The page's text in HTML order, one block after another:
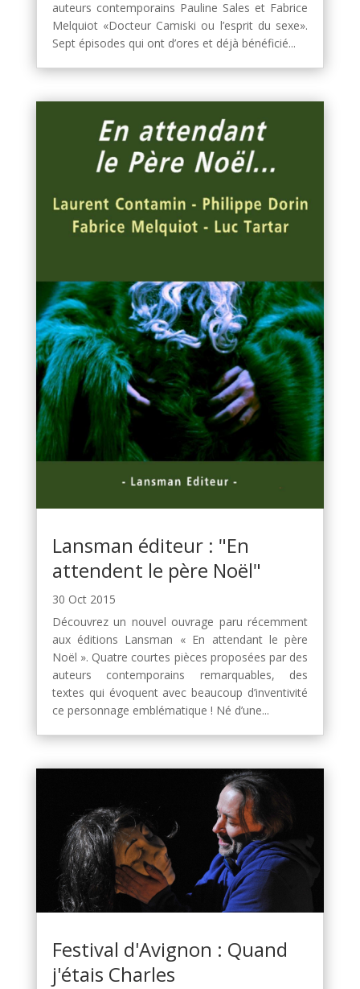
auteurs contemporains Pauline Sales et Fabrice
Melquiot «Docteur Camiski ou l’esprit du sexe».
Sept épisodes qui ont d’ores et déjà bénéficié...
Lansman éditeur : "En
attendent le père Noël"
30 Oct 2015
Découvrez un nouvel ouvrage paru récemment
aux éditions Lansman « En attendant le père
Noël ». Quatre courtes pièces proposées par des
auteurs contemporains remarquables, des
textes qui évoquent avec beaucoup d’inventivité
ce personnage emblématique ! Né d’une...
Festival d'Avignon : Quand
j'étais Charles